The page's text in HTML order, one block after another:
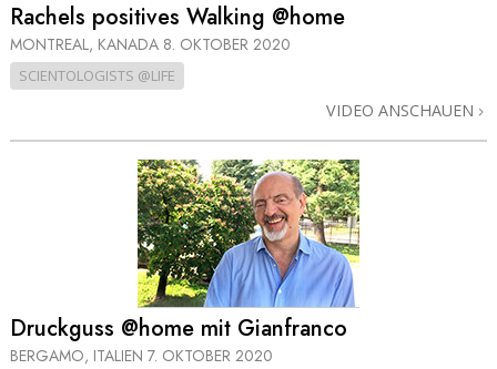
Rachels positives Walking @home
MONTREAL, KANADA 8. OKTOBER 2020
SCIENTOLOGISTS @LIFE
VIDEO ANSCHAUEN
Druckguss @home mit Gianfranco
BERGAMO, ITALIEN 7. OKTOBER 2020